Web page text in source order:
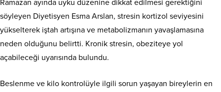
Ramazan ayında uyku düzenine dikkat edilmesi gerektiğini
söyleyen Diyetisyen Esma Arslan, stresin kortizol seviyesini
yükselterek iştah artışına ve metabolizmanın yavaşlamasına
neden olduğunu belirtti. Kronik stresin, obeziteye yol
açabileceği uyarısında bulundu.
Beslenme ve kilo kontrolüyle ilgili sorun yaşayan bireylerin en